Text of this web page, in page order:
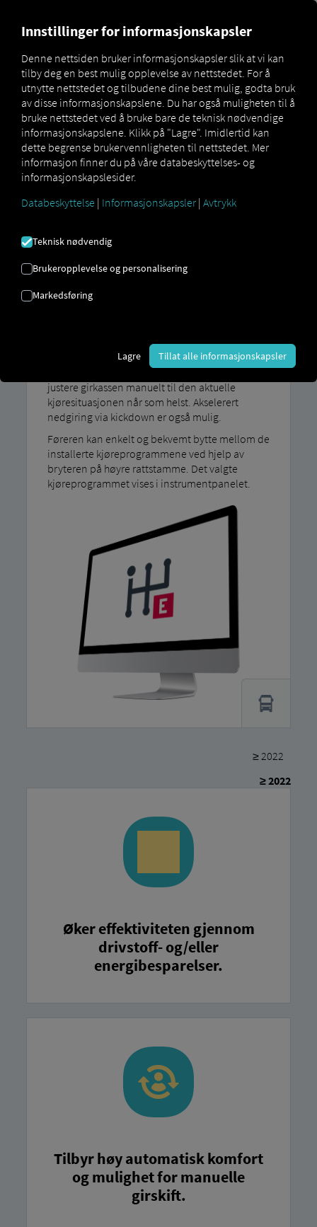
Marketplace
MAN
DigitalServices
MAN
Now
MAN TipMatic
Efficiency
EFFEKTIVITET
Kjøreprogram: Økonomisk kjøring
Efficiency-modus bruker kjøretøyet automatisk
en komfortabel og drivstoffeffektiv
giringsstrategi. Føreren kan imidlertid også
justere girkassen manuelt til den aktuelle
kjøresituasjonen når som helst. Akselerert
nedgiring via kickdown er også mulig.
Føreren kan enkelt og bekvemt bytte mellom de
installerte kjøreprogrammene ved hjelp av
bryteren på høyre rattstamme. Det valgte
kjøreprogrammet vises i instrumentpanelet.
≥ 2022
≥ 2022
Øker effektiviteten gjennom
drivstoff- og/eller
energibesparelser.
Tilbyr høy automatisk komfort
og mulighet for manuelle
girskift.
Innstillinger for informasjonskapsler
Denne nettsiden bruker informasjonskapsler slik at vi kan
tilby deg en best mulig opplevelse av nettstedet. For å
utnytte nettstedet og tilbudene dine best mulig, godta bruk
av disse informasjonskapslene. Du har også muligheten til å
bruke nettstedet ved å bruke bare de teknisk nødvendige
informasjonskapslene. Klikk på "Lagre". Imidlertid kan
dette begrense brukervennligheten til nettstedet. Mer
informasjon finner du på våre databeskyttelses- og
informasjonskapslesider.
Databeskyttelse | Informasjonskapsler | Avtrykk
Teknisk nødvendig
Brukeropplevelse og personalisering
Markedsføring
Lagre Tillat alle informasjonskapsler